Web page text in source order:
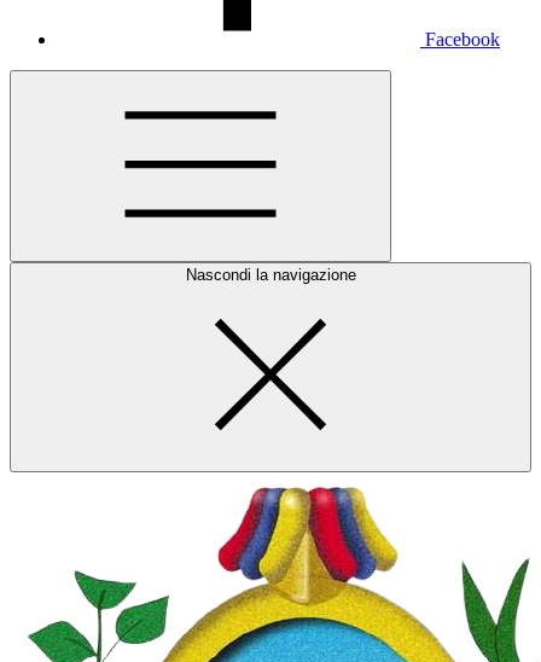
Facebook
Nascondi la navigazione